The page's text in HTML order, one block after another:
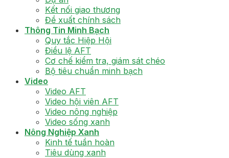
Kết nối giao thương
Đề xuất chính sách
Thông Tin Minh Bạch
Quy tắc Hiệp Hội
Điều lệ AFT
Cơ chế kiểm tra, giám sát chéo
Bộ tiêu chuẩn minh bạch
Video
Video AFT
Video hội viên AFT
Video nông nghiệp
Video sống xanh
Nông Nghiệp Xanh
Kinh tế tuần hoàn
Tiêu dùng xanh